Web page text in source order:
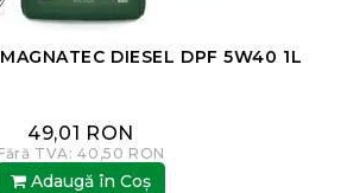
DIESEL DPF 5W40 1L
49,01 RON
TVA: 40,50 RON
Adaugă în Coş